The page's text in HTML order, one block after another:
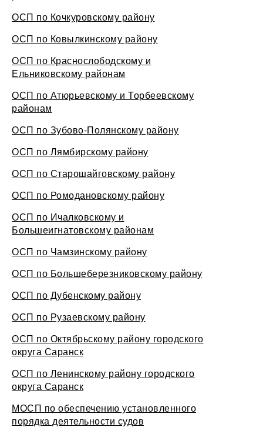
ОСП по Кочкуровскому району
ОСП по Ковылкинскому району
ОСП по Краснослободскому и
Ельниковскому районам
ОСП по Атюрьевскому и Торбеевскому
районам
ОСП по Зубово-Полянскому району
ОСП по Лямбирскому району
ОСП по Старошайговскому району
ОСП по Ромодановскому району
ОСП по Ичалковскому и
Большеигнатовскому районам
ОСП по Чамзинскому району
ОСП по Большеберезниковскому району
ОСП по Дубенскому району
ОСП по Рузаевскому району
ОСП по Октябрьскому району городского
округа Саранск
ОСП по Ленинскому району городского
округа Саранск
МОСП по обеспечению установленного
порядка деятельности судов